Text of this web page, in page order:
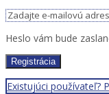
Heslo vám bude
Registrácia
Existujúci používateľ?